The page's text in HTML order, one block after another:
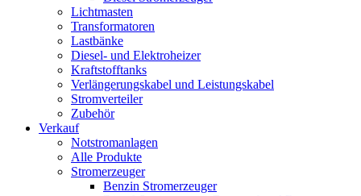
Lichtmasten
Transformatoren
Lastbänke
Diesel- und Elektroheizer
Kraftstofftanks
Verlängerungskabel und Leistungskabel
Stromverteiler
Zubehör
Verkauf
Notstromanlagen
Alle Produkte
Stromerzeuger
Benzin Stromerzeuger